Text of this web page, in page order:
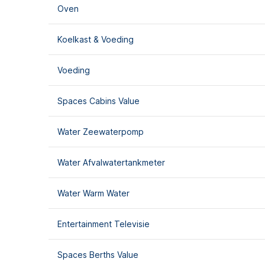
Oven
Koelkast & Voeding
Voeding
Spaces Cabins Value
Water Zeewaterpomp
Water Afvalwatertankmeter
Water Warm Water
Entertainment Televisie
Spaces Berths Value